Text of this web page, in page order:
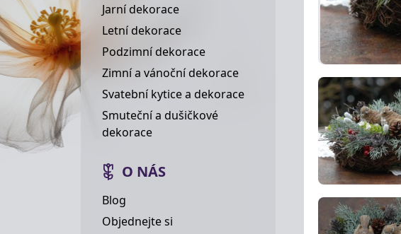
Jarní dekorace
Letní dekorace
Podzimní dekorace
Zimní a vánoční dekorace
Svatební kytice a dekorace
Smuteční a dušičkové
dekorace
O NÁS
Blog
Objednejte si